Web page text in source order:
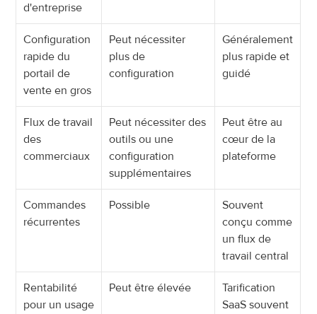
d'entreprise
Configuration
rapide du
portail de
vente en gros
Peut nécessiter
plus de
configuration
Généralement
plus rapide et
guidé
Flux de travail
des
commerciaux
Peut nécessiter des
outils ou une
configuration
supplémentaires
Peut être au
cœur de la
plateforme
Commandes
récurrentes
Possible
Souvent
conçu comme
un flux de
travail central
Rentabilité
pour un usage
Peut être élevée
Tarification
SaaS souvent